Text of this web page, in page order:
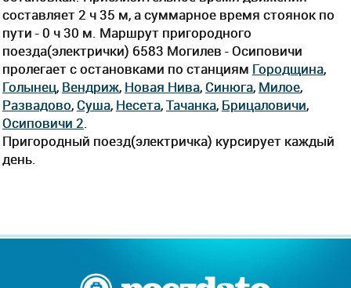
составляет 2 ч 35 м, а суммарное время стоянок по
пути - 0 ч 30 м. Маршрут пригородного
поезда(электрички) 6583 Могилев - Осиповичи
пролегает c остановками по станциям Городщина,
Голынец, Вендриж, Новая Нива, Синюга, Милое,
Развадово, Суша, Несета,Тачанка, Брицаловичи,
Осиповичи 2
Пригородный поезд(электричка) курсирует каждый
день.